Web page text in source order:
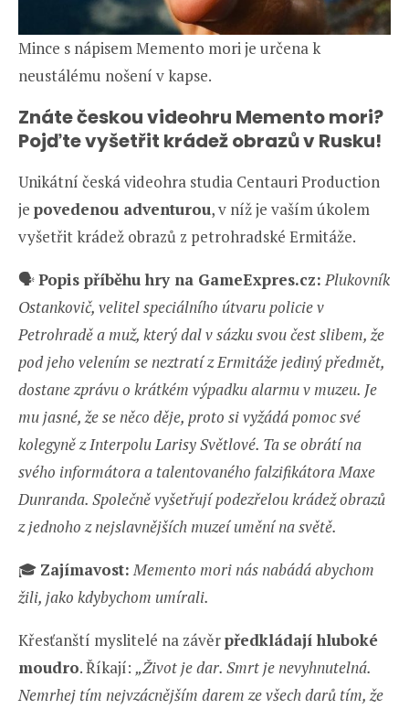
Mince s nápisem Memento mori je určena k
neustálému nošení v kapse.
Znáte českou videohru Memento mori?
Pojďte vyšetřit krádež obrazů v Rusku!
Unikátní česká videohra studia Centauri Production
je povedenou adventurou, v níž je vaším úkolem
vyšetřit krádež obrazů z petrohradské Ermitáže.
🗣️Popis příběhu hry na GameExpres.cz: Plukovník
Ostankovič, velitel speciálního útvaru policie v
Petrohradě a muž, který dal v sázku svou čest slibem, že
pod jeho velením se neztratí z Ermitáže jediný předmět,
dostane zprávu o krátkém výpadku alarmu v muzeu. Je
mu jasné, že se něco děje, proto si vyžádá pomoc své
kolegyně z Interpolu Larisy Světlové. Ta se obrátí na
svého informátora a talentovaného falzifikátora Maxe
Dunranda. Společně vyšetřují podezřelou krádež obrazů
z jednoho z nejslavnějších muzeí umění na světě.
🎓 Zajímavost: Memento mori nás nabádá abychom
žili, jako kdybychom umírali.
Křesťanští myslitelé na závěrpředkládají hluboké
moudro. Říkají: „Život je dar. Smrt je nevyhnutelná.
Nemrhej tím nejvzácnějším darem ze všech darů tím, že